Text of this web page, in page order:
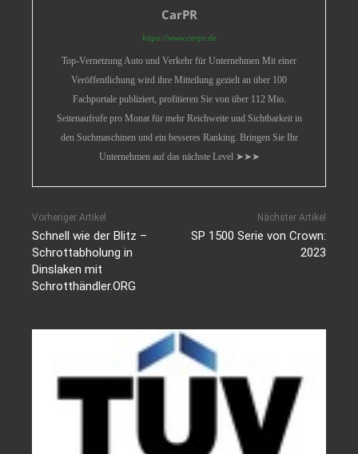
CarPR
https://www.carpr.de
Top-Vernetzung Auto und Verkehr für Unternehmen Mit einer
Veröffentlichung wird ihre Mitteilung gezielt an über 100
Fachportale publiziert, profitieren Sie von über 112 Mio.
Seitenaufrufe pro Monat für mehr Reichweite und Sichtbarkeit in
den Suchmaschinen und ein besseres Ranking. Bringen Sie Ihr
Unternehmen auf das nächste Level ➤➤➤
Vorheriger Artikel
Schnell wie der Blitz –
Schrottabholung in
Dinslaken mit
Schrotthändler.ORG
Nächster Artikel
SP 1500 Serie von Crown:
2023